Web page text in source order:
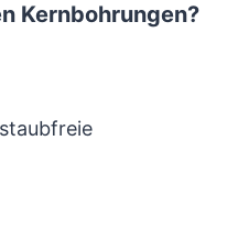
Kernbohrungen?